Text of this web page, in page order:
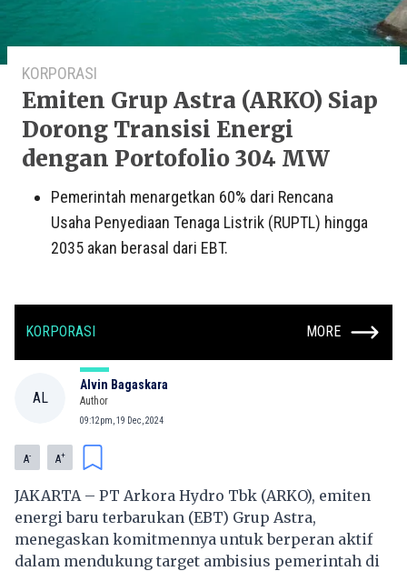
KORPORASI
Emiten Grup Astra (ARKO) Siap
Dorong Transisi Energi
dengan Portofolio 304 MW
Pemerintah menargetkan 60% dari Rencana
Usaha Penyediaan Tenaga Listrik (RUPTL) hingga
2035 akan berasal dari EBT.
KORPORASI MORE
AL
Alvin Bagaskara
Author
09:12pm, 19 Dec, 2024
A- A+
JAKARTA – PT Arkora Hydro Tbk (ARKO), emiten
energi baru terbarukan (EBT) Grup Astra,
menegaskan komitmennya untuk berperan aktif
dalam mendukung target ambisius pemerintah di